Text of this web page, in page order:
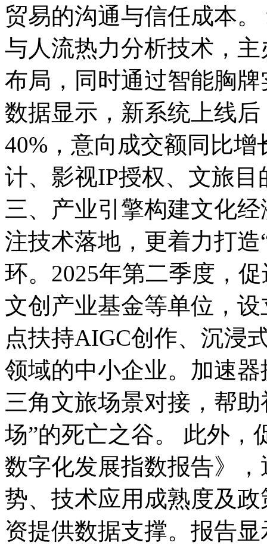
贸易的沟通与信任成本
与人流热力分析技术，
布局，同时通过智能胸
数据显示，新系统上线
40%，意向成交额同比
计、影视IP授权、文旅
三、产业引擎构建文化
注技术落地，更着力打
环。2025年第二季度，
文创产业基金等单位，
点扶持AIGC创作、沉浸
领域的中小企业。加速
三角文旅场景对接，帮
场”的死亡之谷。 此外，
数字化发展指数报告》
势、技术应用成熟度及
资提供数据支撑。报告